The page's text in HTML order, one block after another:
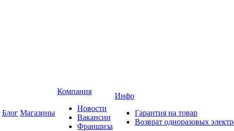
Блог Магазины
Компания
Новости
Вакансии
Франшиза
Инфо
Гарантия на товар
Возврат одноразовых